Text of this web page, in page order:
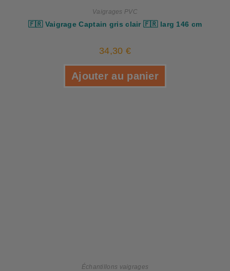
Vaigrages PVC
🇫🇷 Vaigrage Captain gris clair 🇫🇷 larg 146 cm
34,30 €
Ajouter au panier
Échantillons vaigrages